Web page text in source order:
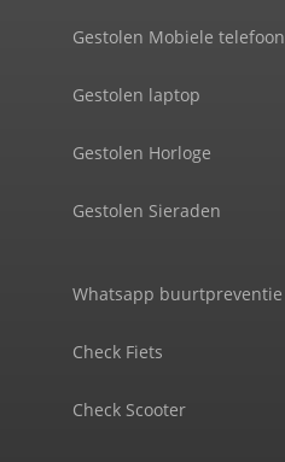
Gestolen Mobiele telefoon
Gestolen laptop
Gestolen Horloge
Gestolen Sieraden
Whatsapp buurtpreventie
Check Fiets
Check Scooter